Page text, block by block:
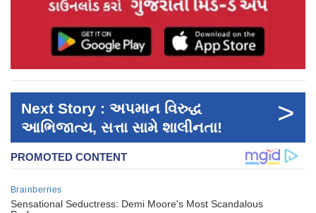
Next Story : અપમાન વિરુદ્ધ
આભિજાત્ય, સત્તા સામે શાલીનતા!
>